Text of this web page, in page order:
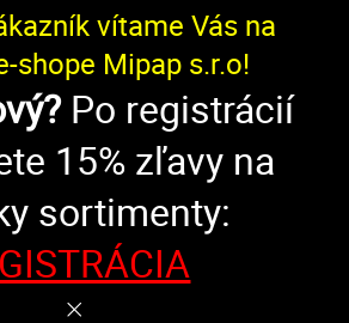
vítame Vás na
shope Mipap s.r.o!
Po registrácií
15% zľavy na
sortimenty: